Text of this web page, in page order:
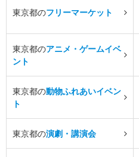
東京都のフリーマーケット
東京都のアニメ・ゲームイベ
ント
東京都の動物ふれあいイベン
ト
東京都の演劇・講演会